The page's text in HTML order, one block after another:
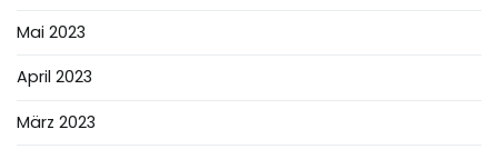
Mai 2023
April 2023
März 2023